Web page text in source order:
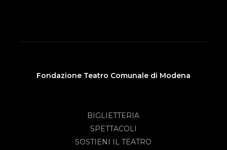
Fondazione Teatro Comunale di Modena
BIGLIETTERIA
SPETTACOLI
SOSTIENI IL TEATRO